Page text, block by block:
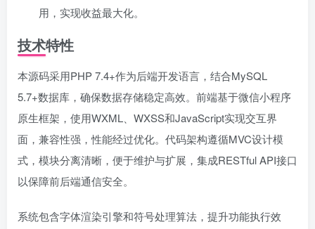
用，实现收益最大化。
技术特性
本源码采用PHP 7.4+作为后端开发语言，结合MySQL
5.7+数据库，确保数据存储稳定高效。前端基于微信小程序
原生框架，使用WXML、WXSS和JavaScript实现交互界
面，兼容性强，性能经过优化。代码架构遵循MVC设计模
式，模块分离清晰，便于维护与扩展，集成RESTful API接口
以保障前后端通信安全。
系统包含字体渲染引擎和符号处理算法，提升功能执行效